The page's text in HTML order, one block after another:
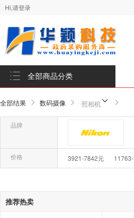
Hi,请登录
全部商品分类
全部结果 数码摄像 照相机
品牌
品牌-尼康
价格 3921-7842元
推荐热卖